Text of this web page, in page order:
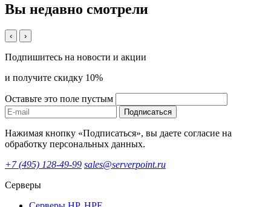
Вы недавно смотрели
‹ ›
Подпишитесь на новости и акции
и получите скидку 10%
Оставьте это поле пустым
Подписаться
Нажимая кнопку «Подписаться», вы даете согласие на
обработку персональных данных.
+7 (495) 128-49-99 sales@serverpoint.ru
Серверы